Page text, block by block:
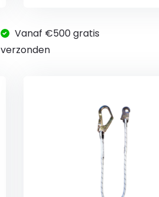
Vanaf €500 gratis
verzonden